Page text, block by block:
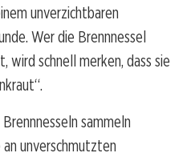
unverzichtbaren
Wer die Brennnessel
wird schnell merken, dass sie
sammeln
unverschmutzten